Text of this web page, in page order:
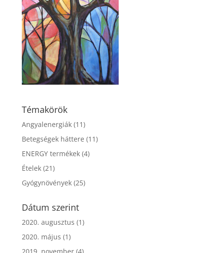
Témakörök
Angyalenergiák(11)
Betegségek háttere (11)
ENERGY termékek(4)
Ételek(21)
Gyógynövények(25)
Dátum szerint
2020. augusztus (1)
2020. május (1)